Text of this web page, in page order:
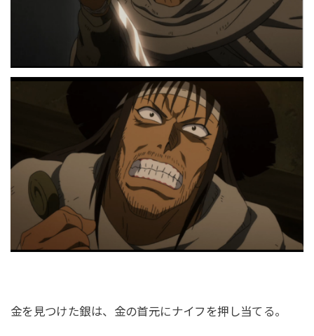
金を見つけた銀は、金の首元にナイフを押し当てる。